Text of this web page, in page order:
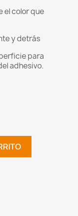
el color que
y detrás
para
adhesivo.